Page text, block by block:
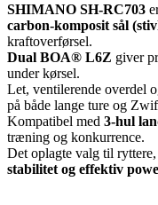
SHIMANO SH-RC703
carbon-komposit sål
kraftoverførsel.
Dual BOA® L6Z giver
under kørsel.
Let, ventilerende overdel
på både lange ture og
Kompatibel med 3-hul
træning og konkurrence.
Det oplagte valg til
stabilitet og effektiv